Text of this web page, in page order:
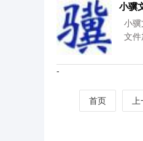
小骥
小骥
文件
-
首页